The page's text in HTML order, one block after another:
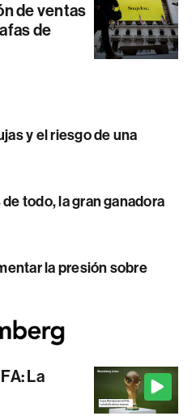
de ventas
de
y el riesgo de una
todo, la gran ganadora
la presión sobre
La